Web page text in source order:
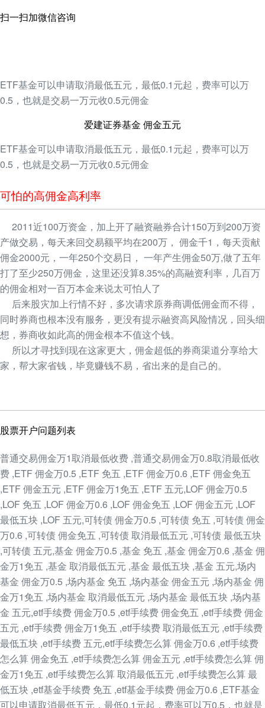
扫一扫加微信咨询
ETF基金可以申请取消最低五元，最低0.1元起，费率可以万
0.5，也就是交易一万元收0.5元佣金
爱建证券基金 佣金五元
ETF基金可以申请取消最低五元，最低0.1元起，费率可以万
0.5，也就是交易一万元收0.5元佣金
可怕的高佣金高利率
2011近100万资金，加上开了融资融券合计150万到200万资
产做交易，每天来回交易额平均在200万， 佣金千1，每天贡献
佣金2000元，一年250个交易日， 一年产生佣金50万,做了五年
打了至少250万佣金，这里还没算8.35%的高融资利率，几百万
的佣金相对一百万本金来说太可怕人了
后来股灾加上行情不好，多次请求原券商调低佣金而不得，
同时券商也根本没有服务，更没有提示融资高风险情况，回头细
想，券商收如此高的佣金根本不值这个钱。
所以才寻找到现在这家更大，佣金超低的券商渠道分享给大
家，帮大家省钱，毕竟赚钱不易，省出来的是自己的。
股票开户问题列表
普通交易佣金万1取消最低收费 ,普通交易佣金万0.8取消最低收
费 ,ETF 佣金万0.5 ,ETF 免五 ,ETF 佣金万0.6 ,ETF 佣金免五
,ETF 佣金五元 ,ETF 佣金万1免五 ,ETF 五元,LOF 佣金万0.5
,LOF 免五 ,LOF 佣金万0.6 ,LOF 佣金免五 ,LOF 佣金五元 ,LOF
最低五块 ,LOF 五元,可转债 佣金万0.5 ,可转债 免五 ,可转债 佣金
万0.6 ,可转债 佣金免五 ,可转债 取消最低五元 ,可转债 最低五块
,可转债 五元,基金 佣金万0.5 ,基金 免五 ,基金 佣金万0.6 ,基金 佣
金万1免五 ,基金 取消最低五元 ,基金 最低五块 ,基金 五元,场内
基金 佣金万0.5 ,场内基金 免五 ,场内基金 佣金五元 ,场内基金 佣
金万1免五 ,场内基金 取消最低五元 ,场内基金 最低五块 ,场内基
金 五元,etf手续费 佣金万0.5 ,etf手续费 佣金免五 ,etf手续费 佣金
五元 ,etf手续费 佣金万1免五 ,etf手续费 取消最低五元 ,etf手续费
最低五块 ,etf手续费 五元,etf手续费怎么算 佣金万0.6 ,etf手续费
怎么算 佣金免五 ,etf手续费怎么算 佣金五元 ,etf手续费怎么算 佣
金万1免五 ,etf手续费怎么算 取消最低五元 ,etf手续费怎么算 最
低五块 ,etf基金手续费 免五 ,etf基金手续费 佣金万0.6 ,ETF基金
可以申请取消最低五元，最低0.1元起，费率可以万0.5，也就是